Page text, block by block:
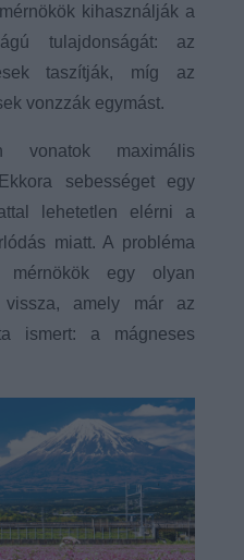
kihasználják a
tulajdonságát: az
taszítják, míg az
vonzzák egymást.
vonatok maximális
sebességet egy
lehetetlen elérni a
miatt. A probléma
egy olyan
vissza, amely már az
ismert: a mágneses